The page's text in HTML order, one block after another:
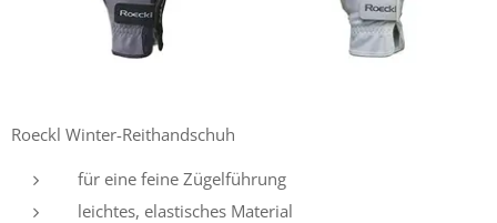
Roeckl Winter-Reithandschuh
für eine feine Zügelführung
leichtes, elastisches Material